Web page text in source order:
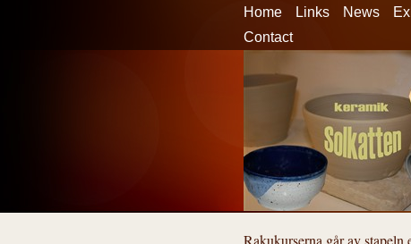
Home Links News
Contact
Rakukurserna går av